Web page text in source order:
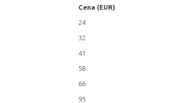
Cena (EUR)
24
32
41
58
66
95